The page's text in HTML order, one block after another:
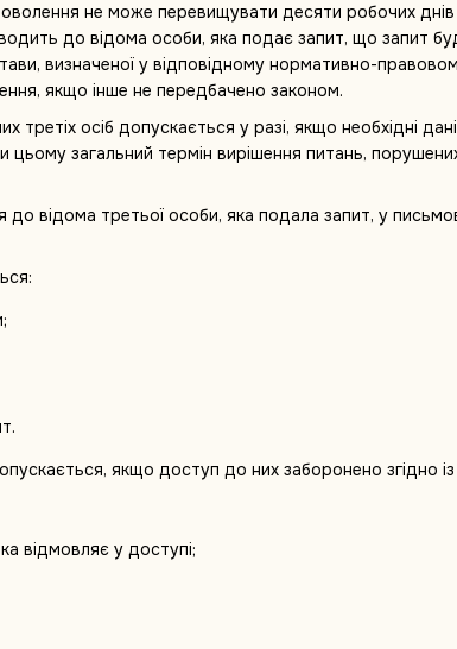
не може перевищувати десяти робочих
до відома особи, яка подає запит, що запит
визначеної у відповідному нормативно-
якщо інше не передбачено законом.
третіх осіб допускається у разі, якщо необхідні
загальний термін вирішення питань,
відома третьої особи, яка подала запит, у
якщо доступ до них заборонено згідно
відмовляє у доступі;